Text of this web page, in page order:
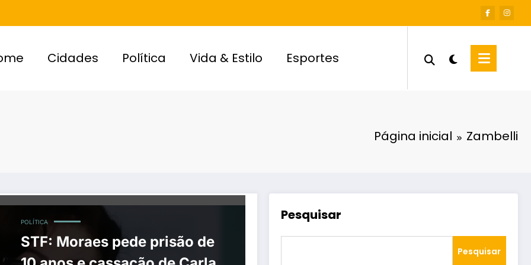
Cidades Política Vida & Estilo Esportes
Página inicial Zambelli
POLÍTICA
STF: Moraes pede prisão de
Pesquisar
Pesquisar